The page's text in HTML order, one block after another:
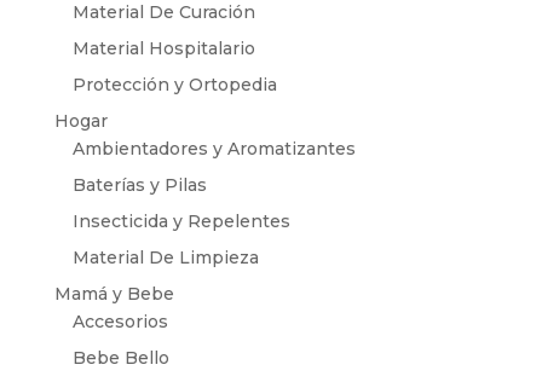
Material De Curación
Material Hospitalario
Protección y Ortopedia
Hogar
Ambientadores y Aromatizantes
Baterías y Pilas
Insecticida y Repelentes
Material De Limpieza
Mamá y Bebe
Accesorios
Bebe Bello